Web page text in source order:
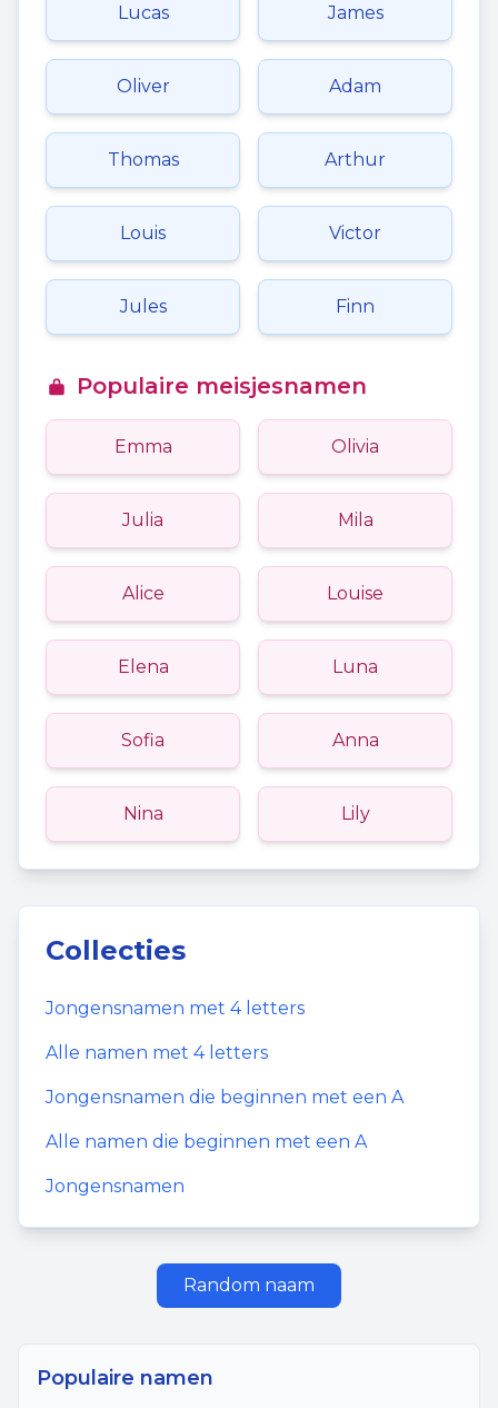
Lucas James
Oliver Adam
Thomas Arthur
Louis Victor
Jules Finn
Populaire meisjesnamen
Emma Olivia
Julia Mila
Alice Louise
Elena Luna
Sofia Anna
Nina Lily
Collecties
Jongensnamen met 4letters
Alle namen met 4letters
Jongensnamen die beginnen met een A
Alle namen die beginnen met een A
Jongensnamen
Random naam
Populaire namen